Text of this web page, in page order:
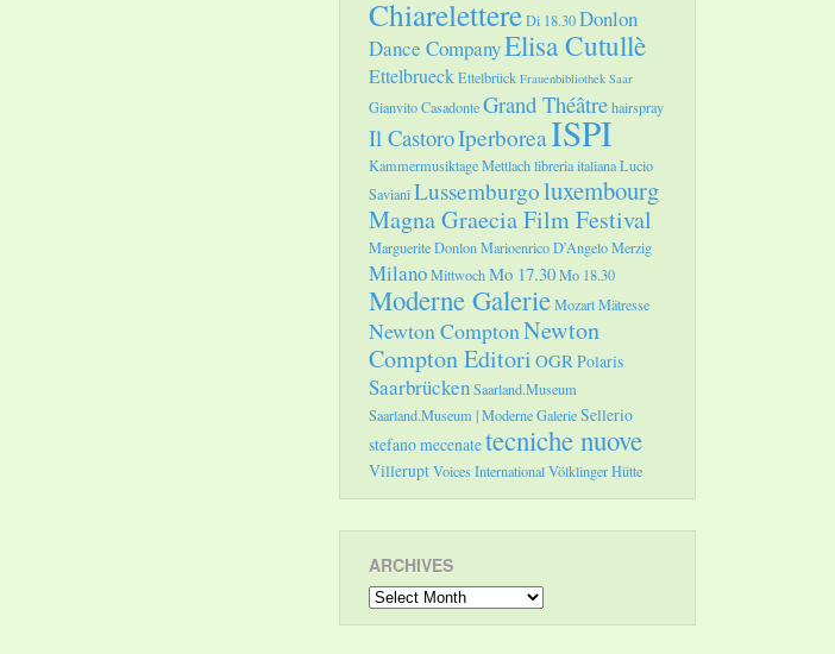
ChiarelettereDi 18.30Donlon
Dance CompanyElisa Cutullè
EttelbrueckEttelbrück Frauenbibliothek Saar
Gianvito CasadonteGrand Théâtrehairspray
Il CastoroIperboreaISPI
Kammermusiktage Mettlachlibreria italianaLucio
SavianiLussemburgoluxembourg
Magna Graecia Film Festival
Marguerite DonlonMarioenrico D'AngeloMerzig
MilanoMittwochMo 17.30Mo 18.30
Moderne GalerieMozartMätresse
Newton ComptonNewton
Compton Editori OGRPolaris
SaarbrückenSaarland.Museum
Saarland.Museum | Moderne GalerieSellerio
stefano mecenatetecniche nuove
VilleruptVoices InternationalVölklinger Hütte
ARCHIVES
Archives